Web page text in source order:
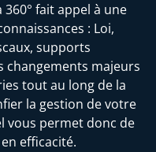
fait appel à une
: Loi,
supports
changements majeurs
tout au long de la
la gestion de votre
vous permet donc de
efficacité.